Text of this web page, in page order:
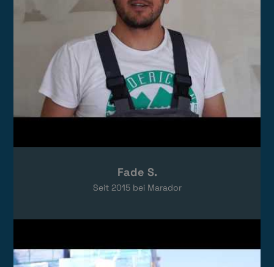
Fade S.
Seit 2015bei Marador